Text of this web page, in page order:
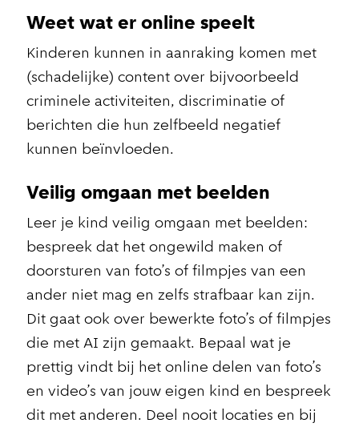
Weet wat er online speelt
Kinderen kunnen in aanraking komen met
(schadelijke) content over bijvoorbeeld
criminele activiteiten, discriminatie of
berichten die hun zelfbeeld negatief
kunnen beïnvloeden.
Veilig omgaan met beelden
Leer je kind veilig omgaan met beelden:
bespreek dat het ongewild maken of
doorsturen van foto’s of filmpjes van een
ander niet mag en zelfs strafbaar kan zijn.
Dit gaat ook over bewerkte foto’s of filmpjes
die met AI zijn gemaakt. Bepaal wat je
prettig vindt bij het online delen van foto’s
en video’s van jouw eigen kind en bespreek
dit met anderen. Deel nooit locaties en bij